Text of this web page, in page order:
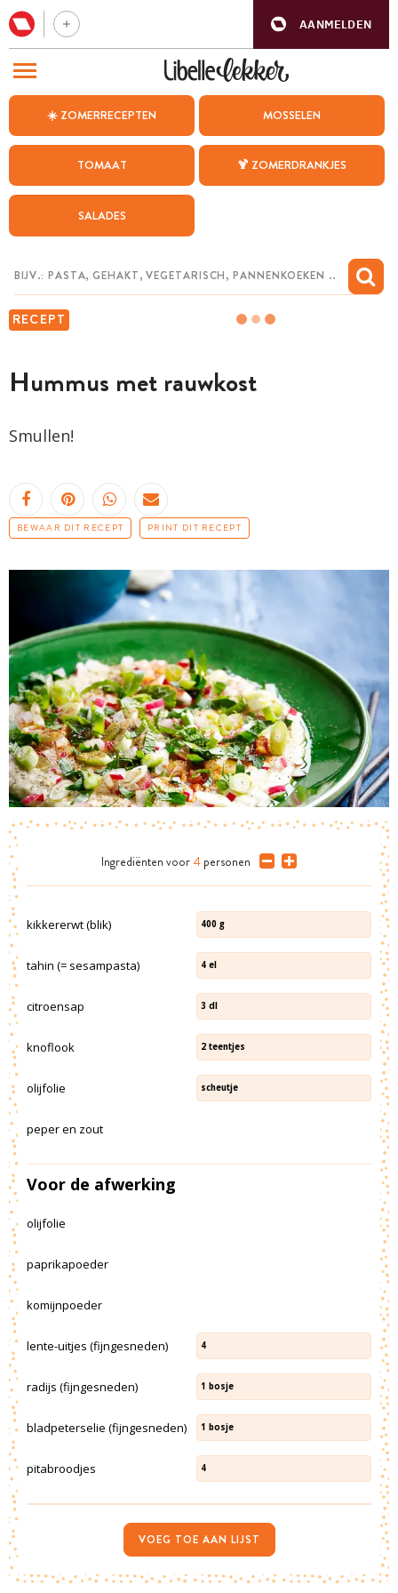
AANMELDEN
☀️ ZOMERRECEPTEN MOSSELEN
TOMAAT 🍹 ZOMERDRANKJES
SALADES
RECEPT
Hummus met rauwkost
Smullen!
BEWAAR DIT RECEPT PRINT DIT RECEPT
Ingrediënten voor 4 personen
kikkererwt (blik) 400 g
tahin (= sesampasta) 4 el
citroensap 3 dl
knoflook 2 teentjes
olijfolie scheutje
peper en zout
Voor de afwerking
olijfolie
paprikapoeder
komijnpoeder
lente-uitjes (fijngesneden) 4
radijs (fijngesneden) 1 bosje
bladpeterselie (fijngesneden) 1 bosje
pitabroodjes 4
VOEG TOE AAN LIJST
BEZOEK ONZE ANDERE WEBSITES
WEEKMENU
CHAT MET MAIA
MIJN BEWAARDE RECEPTEN